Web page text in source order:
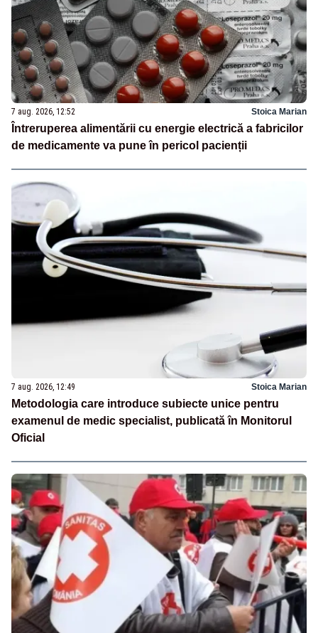
7 aug. 2026, 12:52 Stoica Marian
Întreruperea alimentării cu energie electrică a fabricilor
de medicamente va pune în pericol pacienții
7 aug. 2026, 12:49 Stoica Marian
Metodologia care introduce subiecte unice pentru
examenul de medic specialist, publicată în Monitorul
Oficial